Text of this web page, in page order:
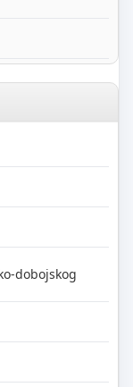
dobojskog